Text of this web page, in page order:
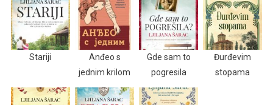
Stariji
Anđeo s
jednim krilom
Gde sam to
pogresila
Đurđevim
stopama